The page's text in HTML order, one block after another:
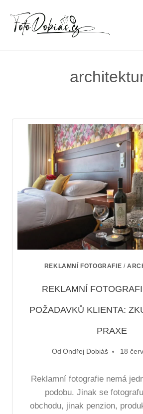
REKLAMNÍ FOTOGRAFIE /
REKLAMNÍ
POŽADAVKŮ KLIENTA:
PRAXE
Od Ondřej Dobiáš 18
Reklamní fotografie nemá
podobu. Jinak se
obchodu, jinak penzion,